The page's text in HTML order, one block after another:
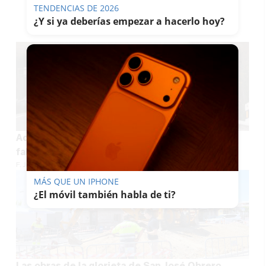
TE PUEDE INTERESAR
Accidente mortal en la Jerez-Sanlúcar: un
fallecido en una salida de vía en la A-480
F. JIMÉNEZ
TENDENCIAS DE 2026
¿Y si ya deberías empezar a hacerlo hoy?
MÁS QUE UN IPHONE
¿El móvil también habla de ti?